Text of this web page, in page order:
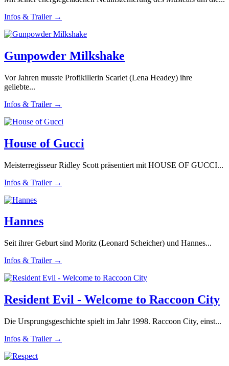
Infos & Trailer →
Gunpowder Milkshake
Vor Jahren musste Profikillerin Scarlet (Lena Headey) ihre
geliebte...
Infos & Trailer →
House of Gucci
Meisterregisseur Ridley Scott präsentiert mit HOUSE OF GUCCI...
Infos & Trailer →
Hannes
Seit ihrer Geburt sind Moritz (Leonard Scheicher) und Hannes...
Infos & Trailer →
Resident Evil - Welcome to Raccoon City
Die Ursprungsgeschichte spielt im Jahr 1998. Raccoon City, einst...
Infos & Trailer →